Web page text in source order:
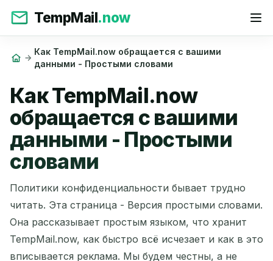
TempMail.now
Как TempMail.now обращается с вашими
данными - Простыми словами
Как TempMail.now
обращается с вашими
данными - Простыми
словами
Политики конфиденциальности бывает трудно
читать. Эта страница - Версия простыми словами.
Она рассказывает простым языком, что хранит
TempMail.now, как быстро всё исчезает и как в это
вписывается реклама. Мы будем честны, а не